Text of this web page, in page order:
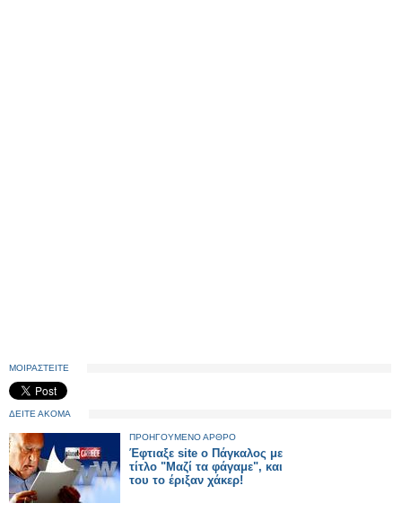
ΜΟΙΡΑΣΤΕΙΤΕ
ΔΕΙΤΕ ΑΚΟΜΑ
ΠΡΟΗΓΟΥΜΕΝΟ ΑΡΘΡΟ
Έφτιαξε site ο Πάγκαλος με
τίτλο "Μαζί τα φάγαμε", και
του το έριξαν χάκερ!